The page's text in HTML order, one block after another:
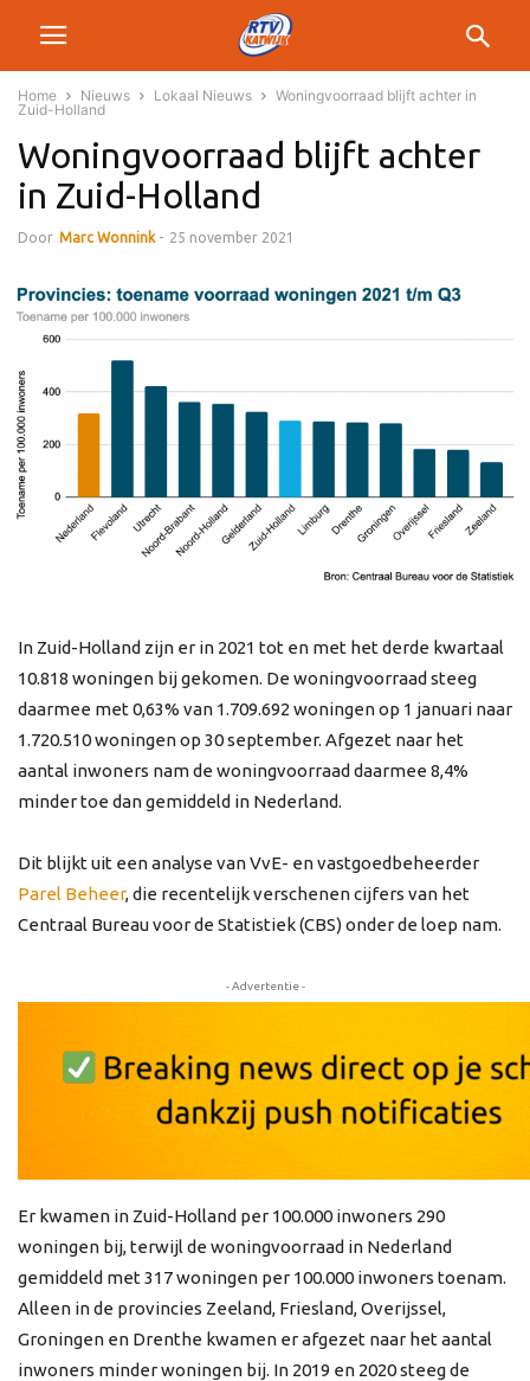
Home Nieuws Lokaal Nieuws
Woningvoorraad blijft achter in
Zuid-Holland
Woningvoorraad blijft achter
in Zuid-Holland
Door Marc Wonnink - 25 november 2021
In Zuid-Holland zijn er in 2021 tot en met het derde kwartaal
10.818 woningen bij gekomen. De woningvoorraad steeg
daarmee met 0,63% van 1.709.692 woningen op 1 januari naar
1.720.510 woningen op 30 september. Afgezet naar het
aantal inwoners nam de woningvoorraad daarmee 8,4%
minder toe dan gemiddeld in Nederland.
Dit blijkt uit een analyse van VvE- en vastgoedbeheerder
Parel Beheer, die recentelijk verschenen cijfers van het
Centraal Bureau voor de Statistiek (CBS) onder de loep nam.
- Advertentie -
Er kwamen in Zuid-Holland per 100.000 inwoners 290
woningen bij, terwijl de woningvoorraad in Nederland
gemiddeld met 317 woningen per 100.000 inwoners toenam.
Alleen in de provincies Zeeland, Friesland, Overijssel,
Groningen en Drenthe kwamen er afgezet naar het aantal
inwoners minder woningen bij. In 2019 en 2020 steeg de